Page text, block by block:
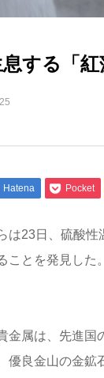
息する「
Hatena Pocket
は23日、硫酸
ことを発見した
金属は、先進国
優良金山の金